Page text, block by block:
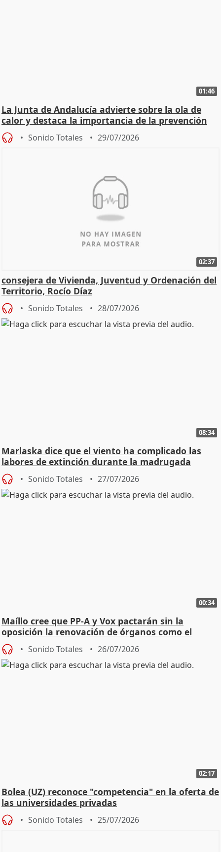
01:46
La Junta de Andalucía advierte sobre la ola de
calor y destaca la importancia de la prevención
Sonido Totales 29/07/2026
02:37
consejera de Vivienda, Juventud y Ordenación del
Territorio, Rocío Díaz
Sonido Totales 28/07/2026
08:34
Marlaska dice que el viento ha complicado las
labores de extinción durante la madrugada
Sonido Totales 27/07/2026
00:34
Maíllo cree que PP-A y Vox pactarán sin la
oposición la renovación de órganos como el
Defensor
Sonido Totales 26/07/2026
02:17
Bolea (UZ) reconoce "competencia" en la oferta de
las universidades privadas
Sonido Totales 25/07/2026